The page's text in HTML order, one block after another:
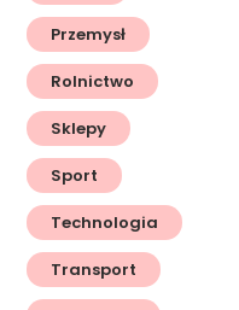
Przemysł
Rolnictwo
Sklepy
Sport
Technologia
Transport